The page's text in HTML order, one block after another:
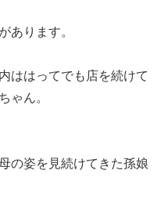
あります。
ははってでも店を続けて
ゃん。
の姿を見続けてきた孫娘